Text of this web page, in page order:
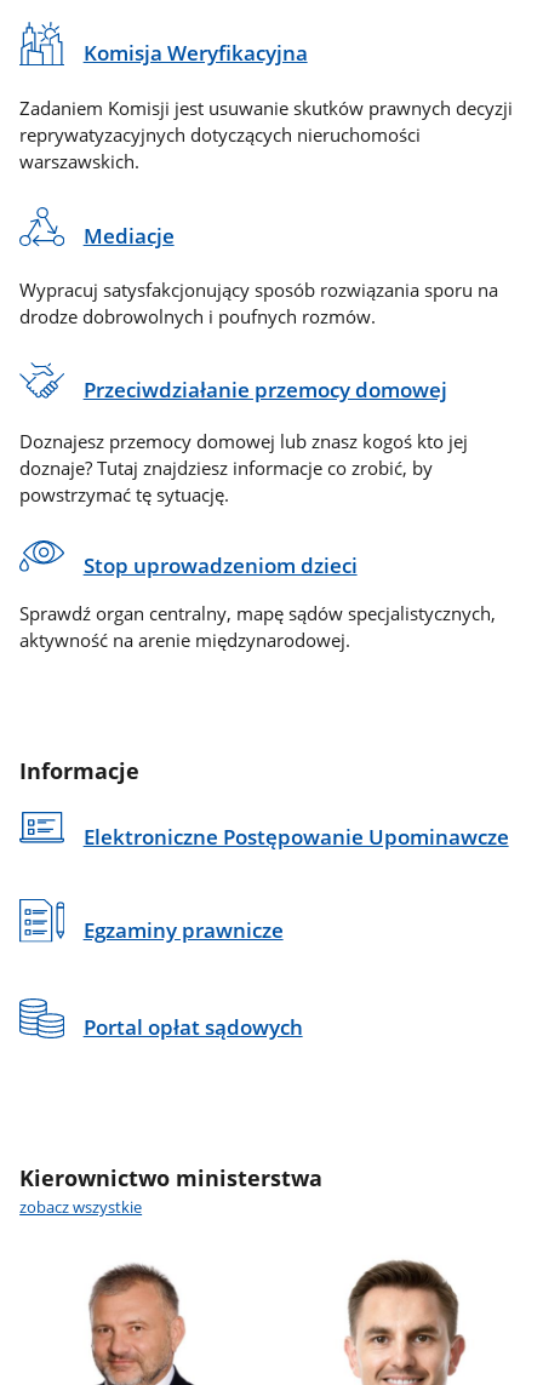
Komisja Weryfikacyjna
Zadaniem Komisji jest usuwanie skutków prawnych decyzji
reprywatyzacyjnych dotyczących nieruchomości
warszawskich.
Mediacje
Wypracuj satysfakcjonujący sposób rozwiązania sporu na
drodze dobrowolnych i poufnych rozmów.
Przeciwdziałanie przemocy domowej
Doznajesz przemocy domowej lub znasz kogoś kto jej
doznaje? Tutaj znajdziesz informacje co zrobić, by
powstrzymać tę sytuację.
Stop uprowadzeniom dzieci
Sprawdź organ centralny, mapę sądów specjalistycznych,
aktywność na arenie międzynarodowej.
Informacje
Elektroniczne Postępowanie Upominawcze
Egzaminy prawnicze
Portal opłat sądowych
Kierownictwo ministerstwa
zobacz wszystkie